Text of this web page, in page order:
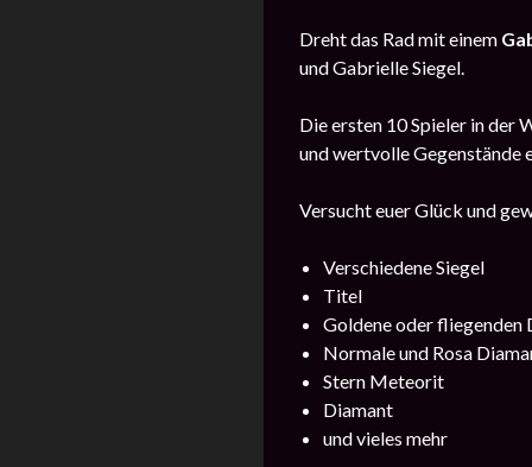
Dreht das Rad mit einem
und Gabrielle Siegel.
Die ersten 10 Spieler in der
und wertvolle Gegenstände
Versucht euer Glück und
Verschiedene Siegel
Titel
Goldene oder fliegenden
Normale und Rosa
Stern Meteorit
Diamant
und vieles mehr